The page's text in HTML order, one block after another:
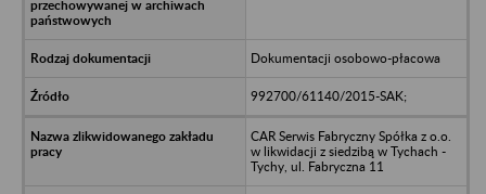
Dokumentacji osobowo-płacowa
992700/61140/2015-SAK;
CAR Serwis Fabryczny Spółka z o.o.
w likwidacji z siedzibą w Tychach -
Tychy, ul. Fabryczna 11